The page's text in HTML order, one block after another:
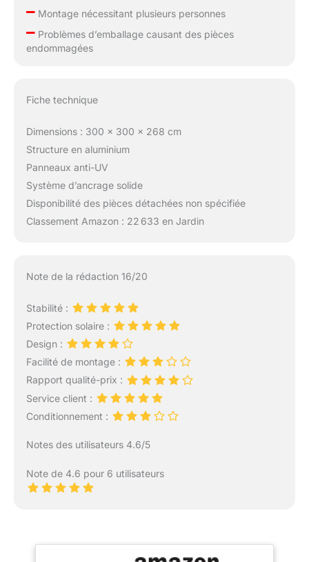
–Montage nécessitant plusieurs personnes
–Problèmes d’emballage causant des pièces
endommagées
Fiche technique
Dimensions : 300 x 300 x 268 cm
Structure en aluminium
Panneaux anti-UV
Système d’ancrage solide
Disponibilité des pièces détachées non spécifiée
Classement Amazon : 22 633 en Jardin
Note de la rédaction 16/20
Stabilité :
Protection solaire :
Design :
Facilité de montage :
Rapport qualité-prix :
Service client :
Conditionnement :
Notes des utilisateurs 4.6/5
Note de 4.6 pour 6 utilisateurs